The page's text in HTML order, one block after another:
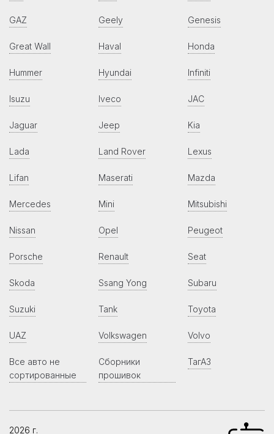
GAZ Geely Genesis
Great Wall Haval Honda
Hummer Hyundai Infiniti
Isuzu Iveco JAC
Jaguar Jeep Kia
Lada Land Rover Lexus
Lifan Maserati Mazda
Mercedes Mini Mitsubishi
Nissan Opel Peugeot
Porsche Renault Seat
Skoda Ssang Yong Subaru
Suzuki Tank Toyota
UAZ Volkswagen Volvo
Все авто не
сортированные
Сборники
прошивок
ТагАЗ
2026 г.